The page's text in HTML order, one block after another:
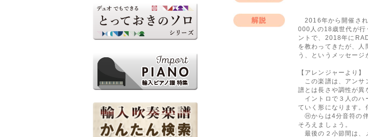
2016年から開催され
000人の18歳世代が行
ントで、2018年に
を教わってきたが、人
う、というメッセージ
【アレンジャーより】
この楽譜は、アンサ
譜とは長さや調性が異
イントロで３人のハ
ていく形になります。
Ⓗからは4分音符の伴
そろえましょう。
最後の２小節間は、